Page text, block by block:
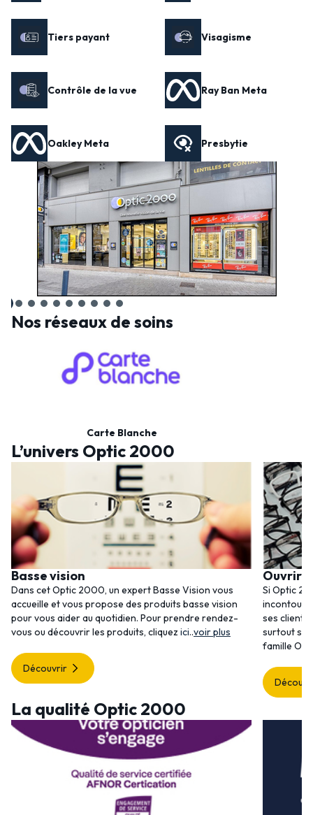
Tiers payant Visagisme
Contrôle de la vue Ray Ban Meta
Oakley Meta Presbytie
Nos réseaux de soins
Carte Blanche
L’univers Optic 2000
Basse vision
Dans cet Optic 2000, un expert Basse Vision vous
accueille et vous propose des produits basse vision
pour vous aider au quotidien. Pour prendre rendez-
vous ou découvrir les produits, cliquez ici..voir plus
Découvrir
Ouvrir
Si Optic
ses
surtout
famille
La qualité Optic 2000